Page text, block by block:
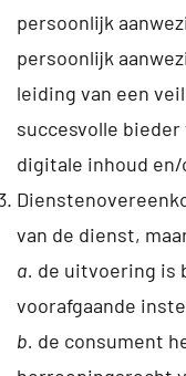
persoonlijk
persoonlijk
leiding van een
succesvolle
digitale inhoud
van de dienst,
a. de uitvoering is
voorafgaande
b. de consument